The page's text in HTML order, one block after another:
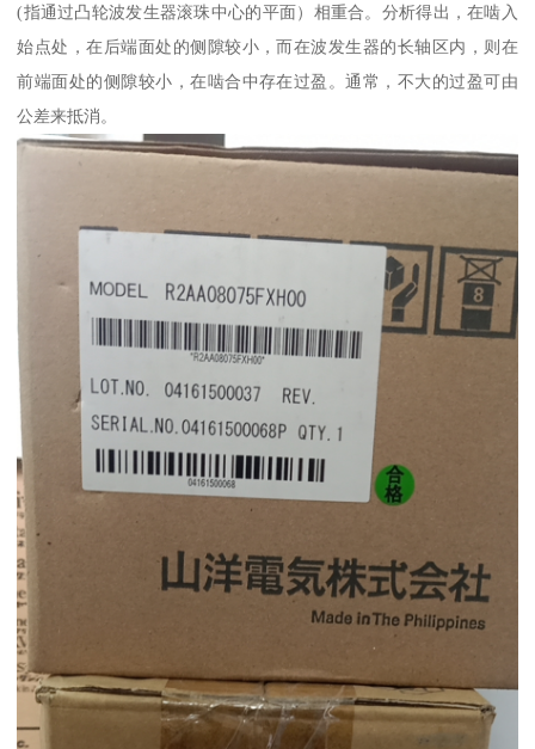
(指通过凸轮波发生器滚珠中心的平面）相重合。分析得出，在啮入
始点处，在后端面处的侧隙较小，而在波发生器的长轴区内，则在
前端面处的侧隙较小，在啮合中存在过盈。通常，不大的过盈可由
公差来抵消。